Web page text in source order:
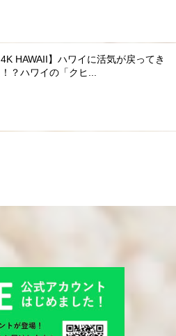
4K HAWAII】ハワイに活気が戻ってき
？ハワイの「クヒ...